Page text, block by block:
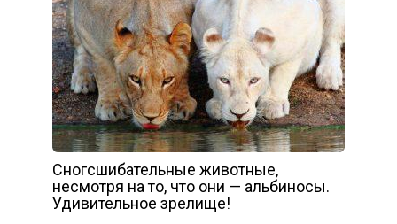
Сногсшибательные животные,
несмотря на то, что они — альбиносы.
Удивительное зрелище!